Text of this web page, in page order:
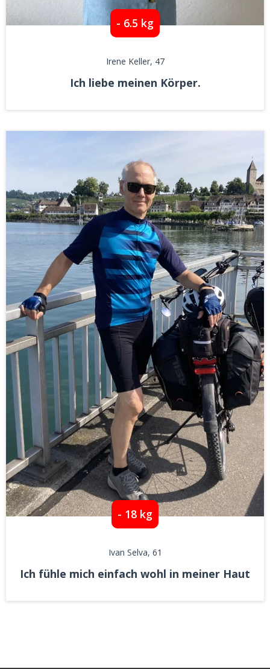
- 6.5 kg
Irene Keller, 47
Ich liebe meinen Körper.
- 18 kg
Ivan Selva, 61
Ich fühle mich einfach wohl in meiner Haut